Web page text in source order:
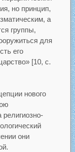
но принцип,
а
группы,
для
его
[10, с.
нового
религиозно-
они